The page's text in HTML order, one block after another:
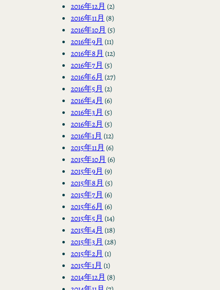
2016年12月 (2)
2016年11月 (8)
2016年10月 (5)
2016年9月 (11)
2016年8月 (12)
2016年7月 (5)
2016年6月 (27)
2016年5月 (2)
2016年4月 (6)
2016年3月 (5)
2016年2月 (5)
2016年1月 (12)
2015年11月 (6)
2015年10月 (6)
2015年9月 (9)
2015年8月 (5)
2015年7月 (6)
2015年6月 (6)
2015年5月 (14)
2015年4月 (18)
2015年3月 (28)
2015年2月 (1)
2015年1月 (1)
2014年12月 (8)